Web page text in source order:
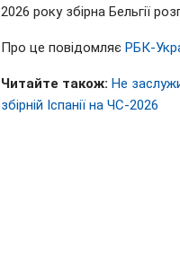
2026 року збірна Бельгії
Про це повідомляє РБК-
Читайте також: Не
збірній Іспанії на ЧС-2026